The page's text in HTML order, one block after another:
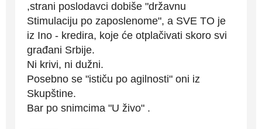
,strani poslodavci dobiše "državnu
Stimulaciju po zaposlenome", a SVE TO je
iz Ino - kredira, koje će otplačivati skoro svi
građani Srbije.
Ni krivi, ni dužni.
Posebno se "ističu po agilnosti" oni iz
Skupštine.
Bar po snimcima "U živo" .